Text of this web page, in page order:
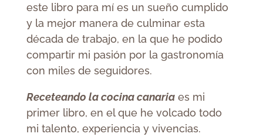
este libro para mí es un sueño cumplido
y la mejor manera de culminar esta
década de trabajo, en la que he podido
compartir mi pasión por la gastronomía
con miles de seguidores.
Receteando la cocina canariaes mi
primer libro, en el que he volcado todo
mi talento, experiencia y vivencias.